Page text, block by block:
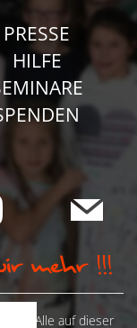
PRESSE
HILFE
Alle auf dieser